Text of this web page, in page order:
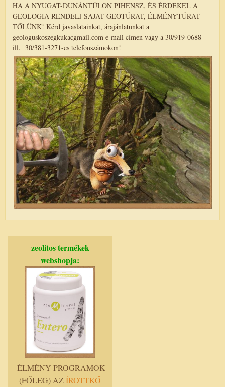
HA A NYUGAT-DUNÁNTÚLON PIHENSZ, ÉS ÉRDEKEL A
GEOLÓGIA RENDELJ SAJÁT GEOTÚRÁT, ÉLMÉNYTÚRÁT
TŐLÜNK! Kérd javaslatainkat, árajánlatunkat a
geologuskoszegkukacgmail.com e-mail címen vagy a 30/919-0688
ill. 30/381-3271-es telefonszámokon!
zeolitos termékek
webshopja:
ÉLMÉNY PROGRAMOK
(FŐLEG) AZÍROTTKŐ